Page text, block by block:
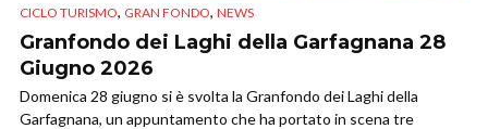
CICLO TURISMO, GRAN FONDO, NEWS
Granfondo dei Laghi della Garfagnana 28
Giugno 2026
Domenica 28 giugno si è svolta la Granfondo dei Laghi della
Garfagnana, un appuntamento che ha portato in scena tre